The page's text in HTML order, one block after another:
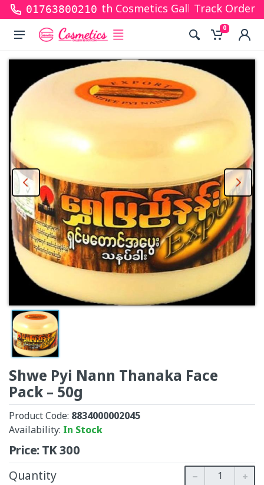
01763800210
for shopping with Cosmetics Gallery Bd. Hope
Track Order
0
Shwe Pyi Nann Thanaka Face
Pack – 50g
Product Code: 8834000002045
Availability: In Stock
Price:TK300
Quantity